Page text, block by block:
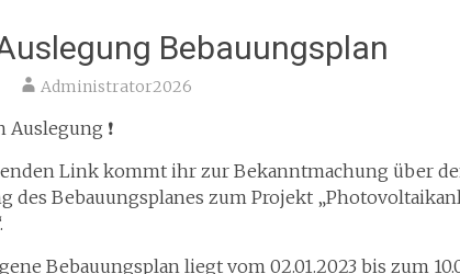
Bebauungsplan
Administrator2026
❗️
Link kommt ihr zur Bekanntmachung über
des Bebauungsplanes zum Projekt
Bebauungsplan liegt vom 02.01.2023 bis zum